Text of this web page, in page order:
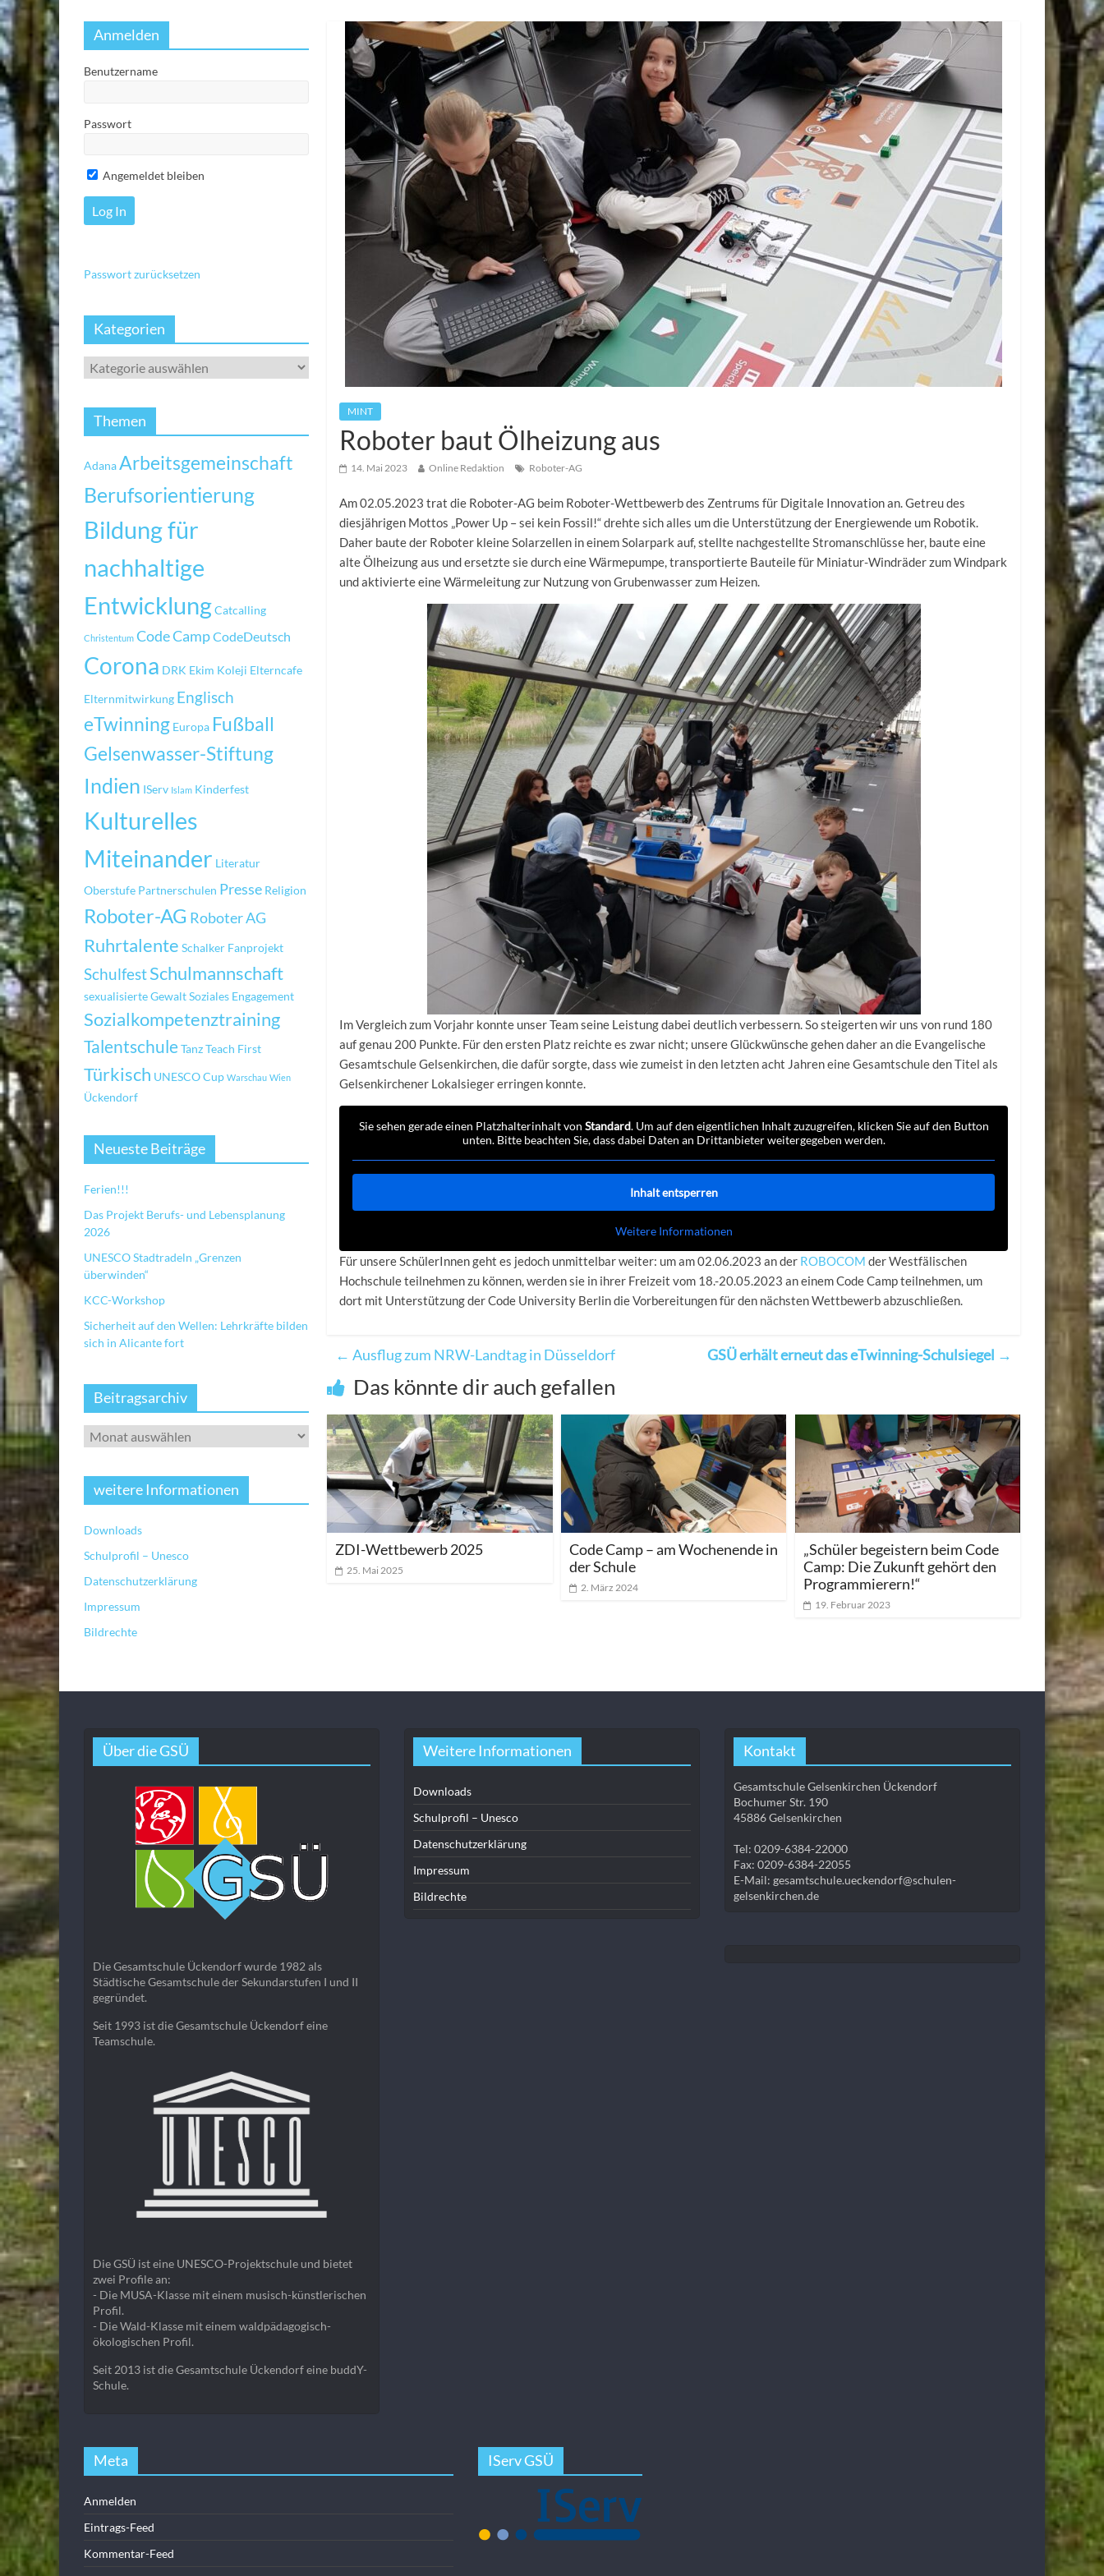
MINT
Roboter baut Ölheizung aus
14. Mai 2023 Online Redaktion Roboter-AG
Am 02.05.2023 trat die Roboter-AG beim Roboter-Wettbewerb des Zentrums für Digitale Innovation an. Getreu des
diesjährigen Mottos „Power Up – sei kein Fossil!“ drehte sich alles um die Unterstützung der Energiewende um Robotik.
Daher baute der Roboter kleine Solarzellen in einem Solarpark auf, stellte nachgestellte Stromanschlüsse her, baute eine
alte Ölheizung aus und ersetzte sie durch eine Wärmepumpe, transportierte Bauteile für Miniatur-Windräder zum Windpark
und aktivierte eine Wärmeleitung zur Nutzung von Grubenwasser zum Heizen.
Im Vergleich zum Vorjahr konnte unser Team seine Leistung dabei deutlich verbessern. So steigerten wir uns von rund 180
auf genau 200 Punkte. Für den ersten Platz reichte es zwar nicht; unsere Glückwünsche gehen daher an die Evangelische
Gesamtschule Gelsenkirchen, die dafür sorgte, dass wie zumeist in den letzten acht Jahren eine Gesamtschule den Titel als
Gelsenkirchener Lokalsieger erringen konnte.
Sie sehen gerade einen Platzhalterinhalt von Standard. Um auf den eigentlichen Inhalt zuzugreifen, klicken Sie auf den Button
unten. Bitte beachten Sie, dass dabei Daten an Drittanbieter weitergegeben werden.
Inhalt entsperren
Weitere Informationen
Für unsere SchülerInnen geht es jedoch unmittelbar weiter: um am 02.06.2023 an der ROBOCOM der Westfälischen
Hochschule teilnehmen zu können, werden sie in ihrer Freizeit vom 18.-20.05.2023 an einem Code Camp teilnehmen, um
dort mit Unterstützung der Code University Berlin die Vorbereitungen für den nächsten Wettbewerb abzuschließen.
← Ausflug zum NRW-Landtag in Düsseldorf GSÜ erhält erneut das eTwinning-Schulsiegel →
Das könnte dir auch gefallen
ZDI-Wettbewerb 2025
25. Mai 2025
Code Camp – am Wochenende in
der Schule
2. März 2024
„Schüler begeistern beim Code
Camp: Die Zukunft gehört den
Programmierern!“
19. Februar 2023
Anmelden
Benutzername
Passwort
Angemeldet bleiben
Passwort zurücksetzen
Kategorien
Themen
AdanaArbeitsgemeinschaft
Berufsorientierung
Bildung für
nachhaltige
EntwicklungCatcalling
Christentum Code CampCodeDeutsch
Corona DRK Ekim Koleji Elterncafe
Elternmitwirkung Englisch
eTwinning Europa Fußball
Gelsenwasser-Stiftung
Indien IServ Islam Kinderfest
Kulturelles
Miteinander Literatur
Oberstufe Partnerschulen Presse Religion
Roboter-AG Roboter AG
Ruhrtalente Schalker Fanprojekt
SchulfestSchulmannschaft
sexualisierte GewaltSoziales Engagement
Sozialkompetenztraining
TalentschuleTanzTeach First
Türkisch UNESCO Cup Warschau Wien
Ückendorf
Neueste Beiträge
Ferien!!!
Das Projekt Berufs- und Lebensplanung
2026
UNESCO Stadtradeln „Grenzen
überwinden“
KCC-Workshop
Sicherheit auf den Wellen: Lehrkräfte bilden
sich in Alicante fort
Beitragsarchiv
weitere Informationen
Downloads
Schulprofil – Unesco
Datenschutzerklärung
Impressum
Bildrechte
Über die GSÜ
Die Gesamtschule Ückendorf wurde 1982 als
Städtische Gesamtschule der Sekundarstufen I und II
gegründet.
Seit 1993 ist die Gesamtschule Ückendorf eine
Teamschule.
Die GSÜ ist eine UNESCO-Projektschule und bietet
zwei Profile an:
- Die MUSA-Klasse mit einem musisch-künstlerischen
Profil.
- Die Wald-Klasse mit einem waldpädagogisch-
ökologischen Profil.
Seit 2013 ist die Gesamtschule Ückendorf eine buddY-
Schule.
Weitere Informationen
Downloads
Schulprofil – Unesco
Datenschutzerklärung
Impressum
Bildrechte
Kontakt
Gesamtschule Gelsenkirchen Ückendorf
Bochumer Str. 190
45886 Gelsenkirchen
Tel: 0209-6384-22000
Fax: 0209-6384-22055
E-Mail: gesamtschule.ueckendorf@schulen-
gelsenkirchen.de
Meta
Anmelden
Eintrags-Feed
Kommentar-Feed
IServ GSÜ